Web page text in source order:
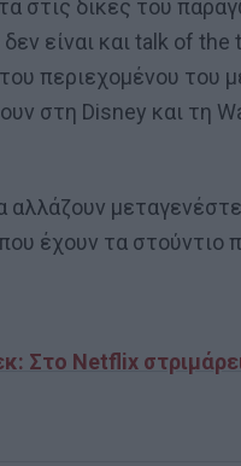
στις δικές του
είναι και talk of
περιεχομένου του
στη Disney και τη
έχουν τα στούντιο